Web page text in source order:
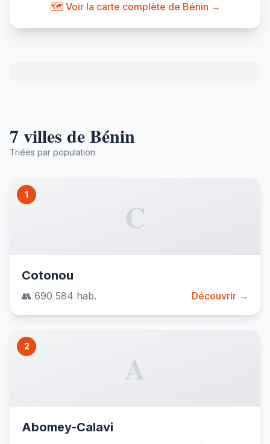
🗺️ Voir la carte complète de Bénin →
7 villes de Bénin
Triées par population
1
C
Cotonou
👥 690 584 hab. Découvrir →
2
A
Abomey-Calavi